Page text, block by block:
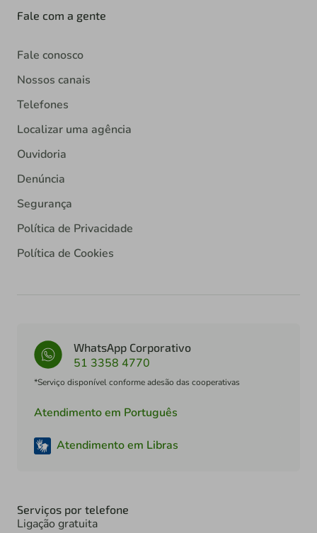
Fale com a gente
Fale conosco
Nossos canais
Telefones
Localizar uma agência
Ouvidoria
Denúncia
Segurança
Política de Privacidade
Política de Cookies
WhatsApp Corporativo
51 3358 4770
*Serviço disponível conforme adesão das cooperativas
Atendimento em Português
Atendimento em Libras
Serviços por telefone
Ligação gratuita